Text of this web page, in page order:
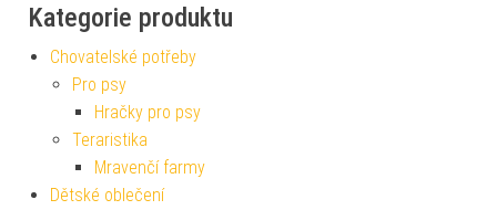
Kategorie produktu
Chovatelské potřeby
Pro psy
Hračky pro psy
Teraristika
Mravenčí farmy
Dětské oblečení